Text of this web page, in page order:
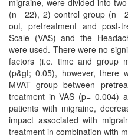
migraine, were divided into
(n= 22), 2) control group (n=
out, pretreatment and post-
Scale (VAS) and the
were used. There were no
factors (i.e. time and group
(p&gt; 0.05), however, there
MVAT group between
treatment in VAS (p= 0.004)
patients with migraine,
impact associated with
treatment in combination with